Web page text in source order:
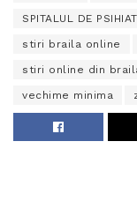
SPITALUL DE
stiri braila online
stiri online din
vechime minima